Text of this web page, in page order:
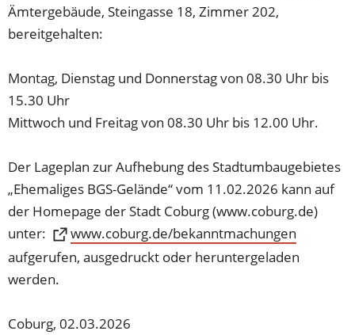
Ämtergebäude, Steingasse 18, Zimmer 202,
bereitgehalten:
Montag, Dienstag und Donnerstag von 08.30 Uhr bis
15.30 Uhr
Mittwoch und Freitag von 08.30 Uhr bis 12.00 Uhr.
Der Lageplan zur Aufhebung des Stadtumbaugebietes
„Ehemaliges BGS-Gelände“ vom 11.02.2026 kann auf
der Homepage der Stadt Coburg (www.coburg.de)
unter:
www.coburg.de/bekanntmachungen
(Öffnet
in
einem
Tab)
aufgerufen, ausgedruckt oder heruntergeladen
werden.
Coburg, 02.03.2026